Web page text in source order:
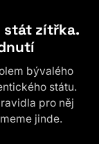
stát zítřka.
bývalého
státu.
pro něj
jinde.